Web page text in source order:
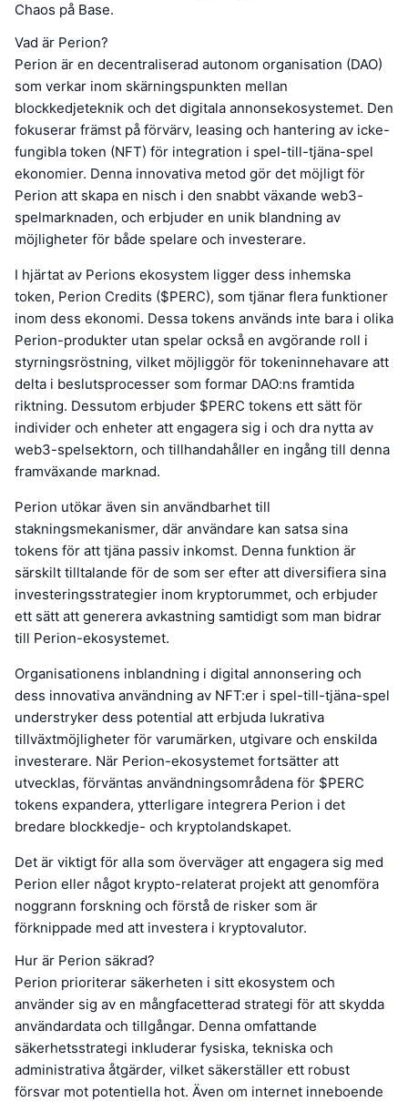
Chaos på Base.
Vad är Perion?
Perion är en decentraliserad autonom organisation (DAO)
som verkar inom skärningspunkten mellan
blockkedjeteknik och det digitala annonsekosystemet. Den
fokuserar främst på förvärv, leasing och hantering av icke-
fungibla token (NFT) för integration i spel-till-tjäna-spel
ekonomier. Denna innovativa metod gör det möjligt för
Perion att skapa en nisch i den snabbt växande web3-
spelmarknaden, och erbjuder en unik blandning av
möjligheter för både spelare och investerare.
I hjärtat av Perions ekosystem ligger dess inhemska
token, Perion Credits ($PERC), som tjänar flera funktioner
inom dess ekonomi. Dessa tokens används inte bara i olika
Perion-produkter utan spelar också en avgörande roll i
styrningsröstning, vilket möjliggör för tokeninnehavare att
delta i beslutsprocesser som formar DAO:ns framtida
riktning. Dessutom erbjuder $PERC tokens ett sätt för
individer och enheter att engagera sig i och dra nytta av
web3-spelsektorn, och tillhandahåller en ingång till denna
framväxande marknad.
Perion utökar även sin användbarhet till
stakningsmekanismer, där användare kan satsa sina
tokens för att tjäna passiv inkomst. Denna funktion är
särskilt tilltalande för de som ser efter att diversifiera sina
investeringsstrategier inom kryptorummet, och erbjuder
ett sätt att generera avkastning samtidigt som man bidrar
till Perion-ekosystemet.
Organisationens inblandning i digital annonsering och
dess innovativa användning av NFT:er i spel-till-tjäna-spel
understryker dess potential att erbjuda lukrativa
tillväxtmöjligheter för varumärken, utgivare och enskilda
investerare. När Perion-ekosystemet fortsätter att
utvecklas, förväntas användningsområdena för $PERC
tokens expandera, ytterligare integrera Perion i det
bredare blockkedje- och kryptolandskapet.
Det är viktigt för alla som överväger att engagera sig med
Perion eller något krypto-relaterat projekt att genomföra
noggrann forskning och förstå de risker som är
förknippade med att investera i kryptovalutor.
Hur är Perion säkrad?
Perion prioriterar säkerheten i sitt ekosystem och
använder sig av en mångfacetterad strategi för att skydda
användardata och tillgångar. Denna omfattande
säkerhetsstrategi inkluderar fysiska, tekniska och
administrativa åtgärder, vilket säkerställer ett robust
försvar mot potentiella hot. Även om internet inneboende